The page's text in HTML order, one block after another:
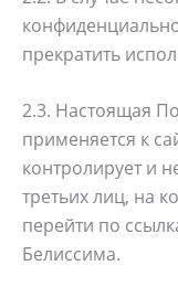
прекратить
2.3. Настоящая
применяется к
контролирует и
третьих лиц, на
перейти по
Белиссима.